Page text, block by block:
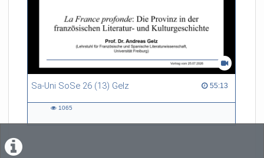
Sa-Uni SoSe 26 (13) Gelz 55:13
55:13 duration
1065